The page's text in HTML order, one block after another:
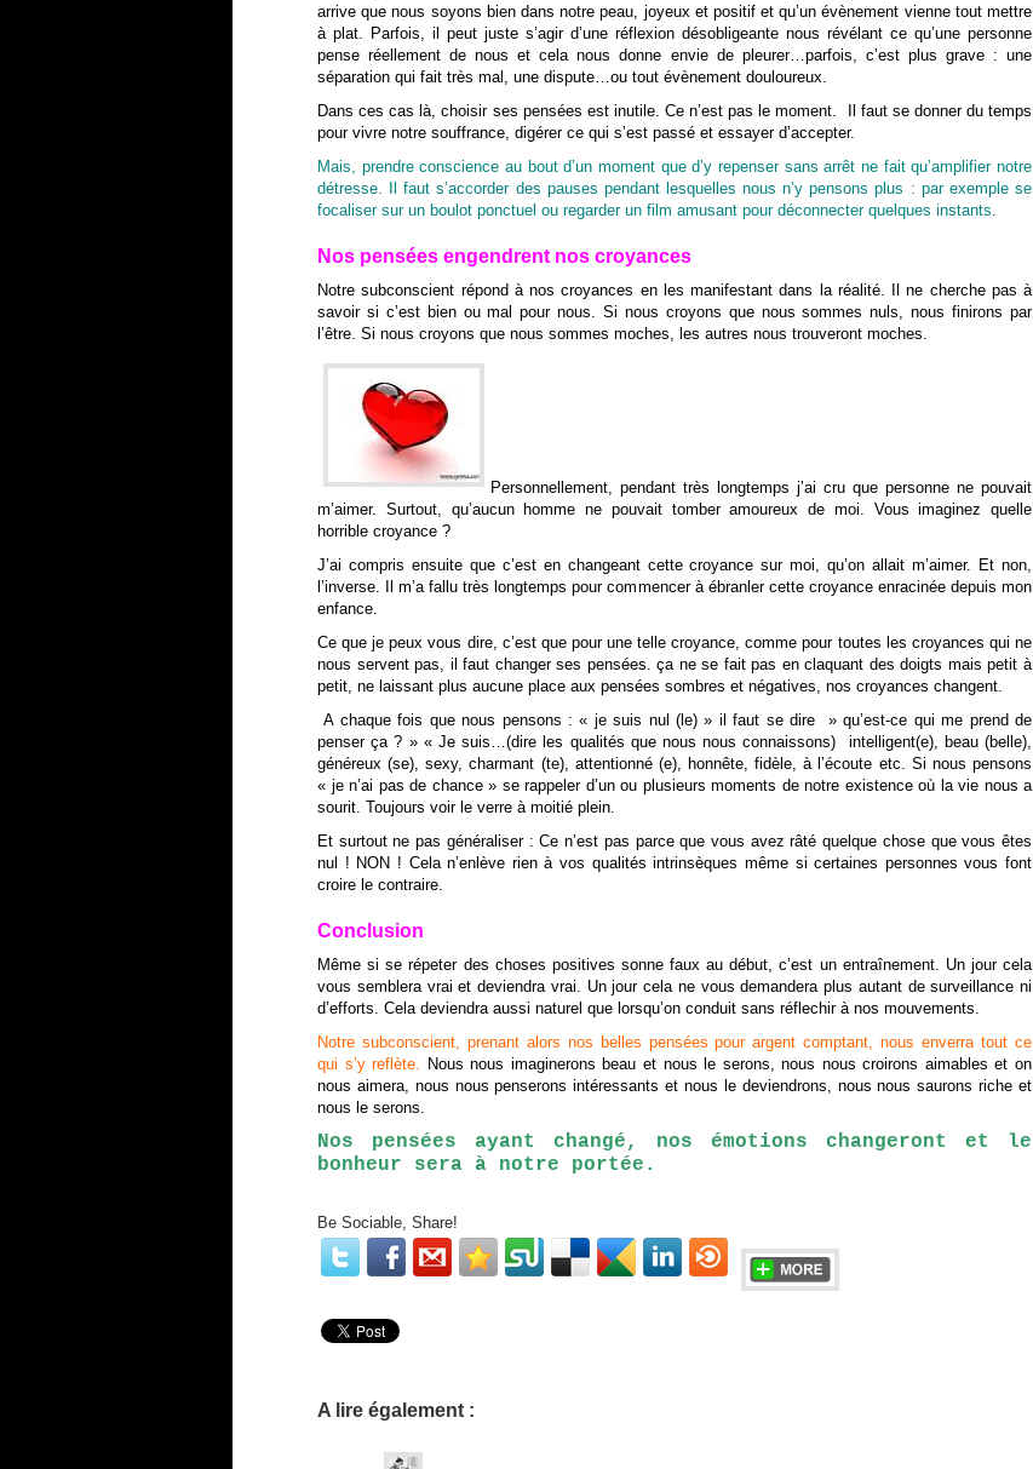
arrive que nous soyons bien dans notre peau, joyeux et positif et qu’un évènement vienne tout mettre
à plat. Parfois, il peut juste s’agir d’une réflexion désobligeante nous révélant ce qu’une personne
pense réellement de nous et cela nous donne envie de pleurer…parfois, c’est plus grave : une
séparation qui fait très mal, une dispute…ou tout évènement douloureux.
Dans ces cas là, choisir ses pensées est inutile. Ce n’est pas le moment. Il faut se donner du temps
pour vivre notre souffrance, digérer ce qui s’est passé et essayer d’accepter.
Mais, prendre conscience au bout d’un moment que d’y repenser sans arrêt ne fait qu’amplifier notre
détresse. Il faut s’accorder des pauses pendant lesquelles nous n’y pensons plus : par exemple se
focaliser sur un boulot ponctuel ou regarder un film amusant pour déconnecter quelques instants.
Nos pensées engendrent nos croyances
Notre subconscient répond à nos croyances en les manifestant dans la réalité. Il ne cherche pas à
savoir si c’est bien ou mal pour nous. Si nous croyons que nous sommes nuls, nous finirons par
l’être. Si nous croyons que nous sommes moches, les autres nous trouveront moches.
Personnellement, pendant très longtemps j’ai cru que personne ne pouvait
m’aimer. Surtout, qu’aucun homme ne pouvait tomber amoureux de moi. Vous imaginez quelle
horrible croyance ?
J’ai compris ensuite que c’est en changeant cette croyance sur moi, qu’on allait m’aimer. Et non,
l’inverse. Il m’a fallu très longtemps pour commencer à ébranler cette croyance enracinée depuis mon
enfance.
Ce que je peux vous dire, c’est que pour une telle croyance, comme pour toutes les croyances qui ne
nous servent pas, il faut changer ses pensées. ça ne se fait pas en claquant des doigts mais petit à
petit, ne laissant plus aucune place aux pensées sombres et négatives, nos croyances changent.
A chaque fois que nous pensons : « je suis nul (le) » il faut se dire » qu’est-ce qui me prend de
penser ça ? » « Je suis…(dire les qualités que nous nous connaissons) intelligent(e), beau (belle),
généreux (se), sexy, charmant (te), attentionné (e), honnête, fidèle, à l’écoute etc. Si nous pensons
« je n’ai pas de chance » se rappeler d’un ou plusieurs moments de notre existence où la vie nous a
sourit. Toujours voir le verre à moitié plein.
Et surtout ne pas généraliser : Ce n’est pas parce que vous avez râté quelque chose que vous êtes
nul ! NON ! Cela n’enlève rien à vos qualités intrinsèques même si certaines personnes vous font
croire le contraire.
Conclusion
Même si se répeter des choses positives sonne faux au début, c’est un entraînement. Un jour cela
vous semblera vrai et deviendra vrai. Un jour cela ne vous demandera plus autant de surveillance ni
d’efforts. Cela deviendra aussi naturel que lorsqu’on conduit sans réflechir à nos mouvements.
Notre subconscient, prenant alors nos belles pensées pour argent comptant, nous enverra tout ce
qui s’y reflète. Nous nous imaginerons beau et nous le serons, nous nous croirons aimables et on
nous aimera, nous nous penserons intéressants et nous le deviendrons, nous nous saurons riche et
nous le serons.
Nos pensées ayant changé, nos émotions changeront et le
bonheur sera à notre portée.
Be Sociable, Share!
A lire également :